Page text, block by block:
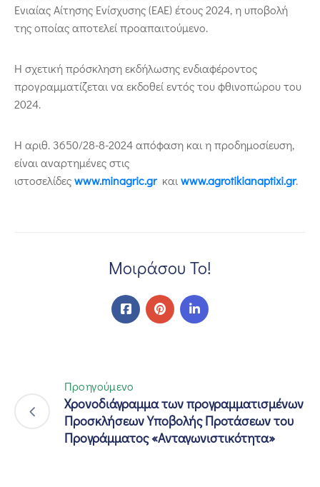
Ενιαίας Αίτησης Ενίσχυσης (ΕΑΕ) έτους 2024, η υποβολή
της οποίας αποτελεί προαπαιτούμενο.
Η σχετική πρόσκληση εκδήλωσης ενδιαφέροντος
προγραμματίζεται να εκδοθεί εντός του φθινοπώρου του
2024.
Η αριθ. 3650/28-8-2024 απόφαση και η προδημοσίευση,
είναι αναρτημένες στις
ιστοσελίδεςwww.minagric.grκαι www.agrotikianaptixi.gr.
Μοιράσου Το!
Προηγούμενο
Χρονοδιάγραμμα των προγραμματισμένων
Προσκλήσεων Υποβολής Προτάσεων του
Προγράμματος «Ανταγωνιστικότητα»